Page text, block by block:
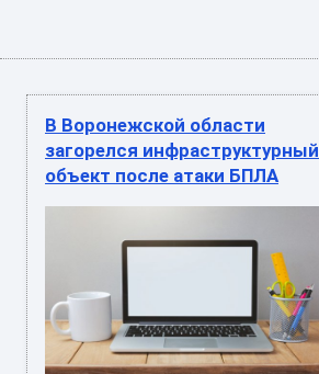
В Воронежской области
загорелся инфраструктурный
объект после атаки БПЛА